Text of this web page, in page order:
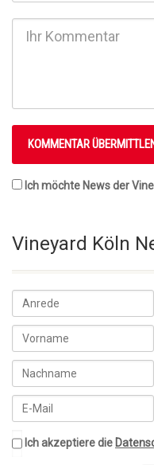
Ich möchte News der
Vineyard Köln
Ich akzeptiere die